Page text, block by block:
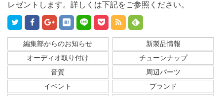
レゼントします。詳しくは下記をご参照ください。
編集部からのお知らせ
新製品情報
オーディオ取り付け
チューンナップ
音質
周辺パーツ
イベント
ブランド